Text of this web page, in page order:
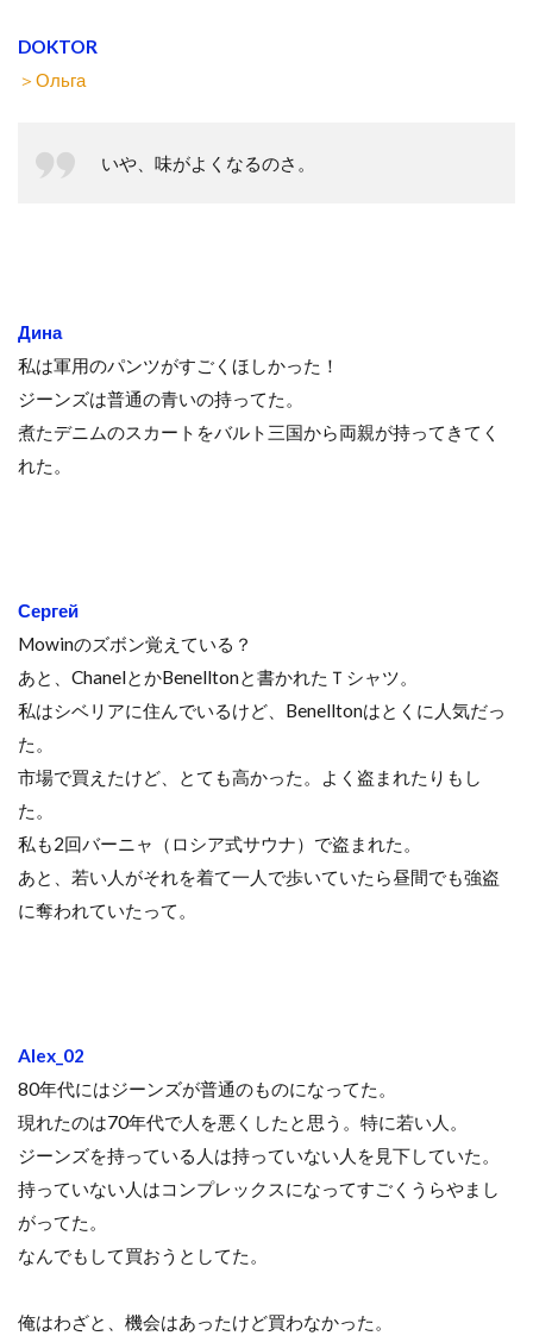
DOKTOR
＞Ольга
いや、味がよくなるのさ。
Дина
私は軍用のパンツがすごくほしかった！
ジーンズは普通の青いの持ってた。
煮たデニムのスカートをバルト三国から両親が持ってきてく
れた。
Сергей
Mowinのズボン覚えている？
あと、ChanelとかBenelltonと書かれたＴシャツ。
私はシベリアに住んでいるけど、Benelltonはとくに人気だっ
た。
市場で買えたけど、とても高かった。よく盗まれたりもし
た。
私も2回バーニャ（ロシア式サウナ）で盗まれた。
あと、若い人がそれを着て一人で歩いていたら昼間でも強盗
に奪われていたって。
Alex_02
80年代にはジーンズが普通のものになってた。
現れたのは70年代で人を悪くしたと思う。特に若い人。
ジーンズを持っている人は持っていない人を見下していた。
持っていない人はコンプレックスになってすごくうらやまし
がってた。
なんでもして買おうとしてた。
俺はわざと、機会はあったけど買わなかった。